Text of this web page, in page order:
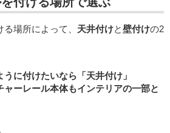
場所によって、 天井付けと壁付けの2
うに付けたいなら「天井付け」
ャーレール本体もインテリアの一部と